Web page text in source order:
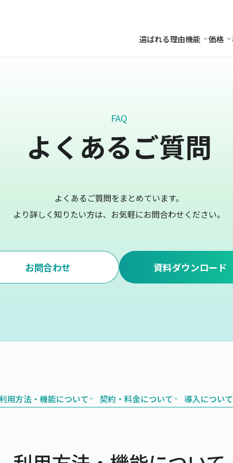
選ばれる理由機能 機能
価格
FAQ
よくあるご質問
よくあるご質問をまとめています。
より詳しく知りたい方は、お気軽にお問合わせください。
お問合わせ 資料ダウンロード
用方法・機能について 契約・料金について 導入について